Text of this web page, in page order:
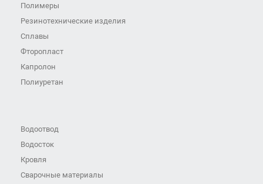
Полимеры
Резинотехнические изделия
Сплавы
Фторопласт
Капролон
Полиуретан
Водоотвод
Водосток
Кровля
Сварочные материалы